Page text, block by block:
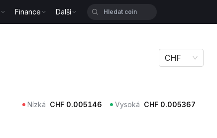
Finance Další
CHF
Nízká CHF 0.005146 Vysoká CHF 0.005367